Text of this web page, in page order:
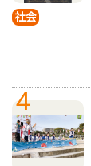
社会
4